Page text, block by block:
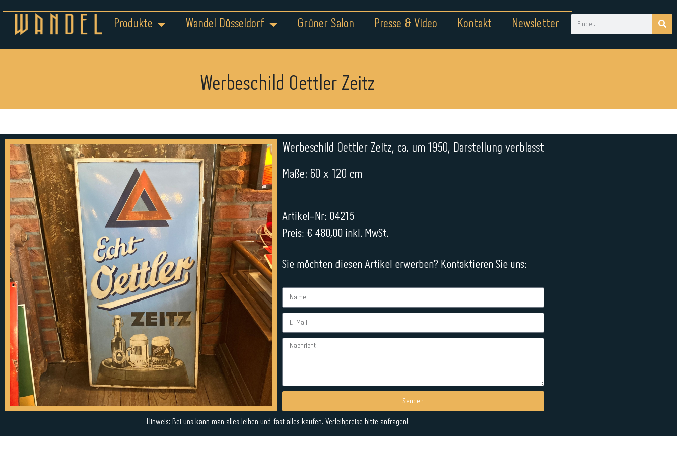
Produkte Wandel Düsseldorf Grüner Salon Presse & Video Kontakt Newsletter
Werbeschild Oettler Zeitz
Werbeschild Oettler Zeitz, ca. um 1950, Darstellung verblasst
Maße: 60 x 120 cm
Artikel-Nr: 04215
Preis: € 480,00 inkl. MwSt.
Sie möchten diesen Artikel erwerben? Kontaktieren Sie uns:
Senden
Alternative:
Hinweis: Bei uns kann man alles leihen und fast alles kaufen. Verleihpreise bitte anfragen!